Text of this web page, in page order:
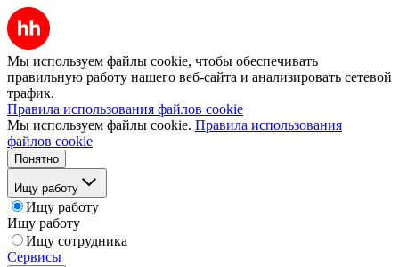
Мы используем файлы cookie, чтобы обеспечивать
правильную работу нашего веб-сайта и анализировать сетевой
трафик.
Правила использования файлов cookie
Мы используем файлы cookie. Правила использования
файлов cookie
Понятно
Ищу работу
Ищу работу
Ищу работу
Ищу сотрудника
Сервисы